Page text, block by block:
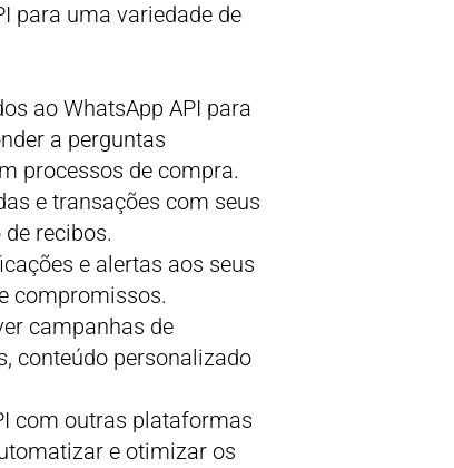
para uma variedade de
ao WhatsApp API para
a perguntas
processos de compra.
e transações com seus
recibos.
e alertas aos seus
compromissos.
campanhas de
conteúdo personalizado
com outras plataformas
e otimizar os